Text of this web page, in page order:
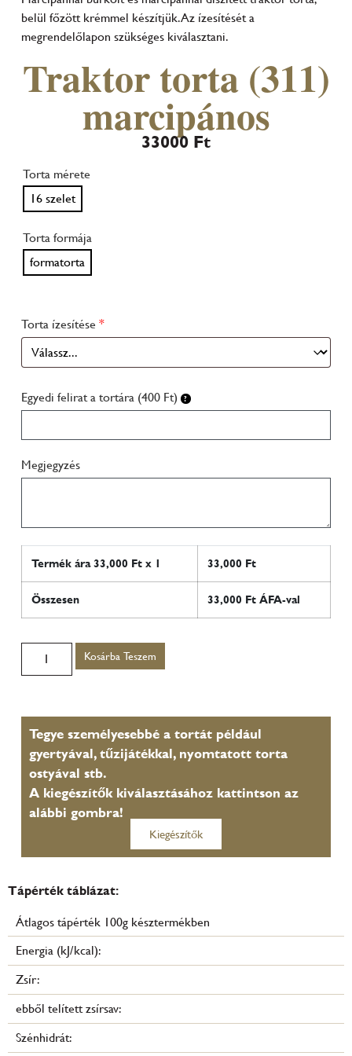
Traktor torta (311)
marcipános
33000 Ft
Torta mérete
16 szelet
Torta formája
formatorta
Egyedi felirat a tortára (400 Ft)
Megjegyzés
Torta ízesítése *
Termék ára33,000 Ft x 1 33,000 Ft
Összesen 33,000 Ft ÁFA-val
Kosárba Teszem
Tegye személyesebbé a tortát például
gyertyával, tűzijátékkal, nyomtatott torta
ostyával stb.
A kiegészítők kiválasztásához kattintson az
alábbi gombra!
Kiegészítők
belül főzött krémmel készítjük. Az ízesítését a
megrendelőlapon szükséges kiválasztani.
Tápérték táblázat:
Átlagos tápérték 100g késztermékben
Energia (kJ/kcal):
Zsír:
ebből telített zsírsav:
Szénhidrát: